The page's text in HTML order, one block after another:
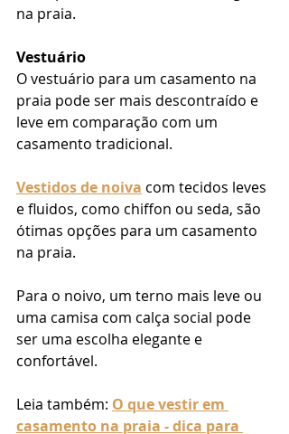
na praia.
Vestuário
O vestuário para um casamento na
praia pode ser mais descontraído e
leve em comparação com um
casamento tradicional.
Vestidos de noiva com tecidos leves
e fluidos, como chiffon ou seda, são
ótimas opções para um casamento
na praia.
Para o noivo, um terno mais leve ou
uma camisa com calça social pode
ser uma escolha elegante e
confortável.
Leia também: O que vestir em
casamento na praia - dica para